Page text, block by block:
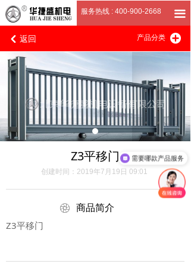
낒 返回 产品分类 끴
服务热线 : 400-900-2668 끀
首页
关于我们
产品展厅
招商加盟
Z3平移门
商品简介
创建时间： 2019年7月19日 09:01
Z3平移门
ꁵ
需要哪款产品服务